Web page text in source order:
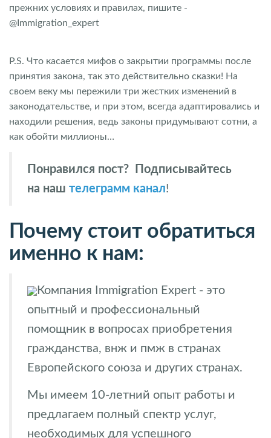
прежних условиях и правилах, пишите -
@Immigration_expert
P.S. Что касается мифов о закрытии программы после
принятия закона, так это действительно сказки! На
своем веку мы пережили три жестких изменений в
законодательстве, и при этом, всегда адаптировались и
находили решения, ведь законы придумывают сотни, а
как обойти миллионы…
Понравился пост?
Подписывайтесь
на наш телеграмм канал!
Почему стоит обратиться
именно к нам:
Компания Immigration Expert - это
опытный и профессиональный
помощник в вопросах приобретения
гражданства, внж и пмж в странах
Европейского союза и других странах.
Мы имеем 10-летний опыт работы и
предлагаем полный спектр услуг,
необходимых для успешного